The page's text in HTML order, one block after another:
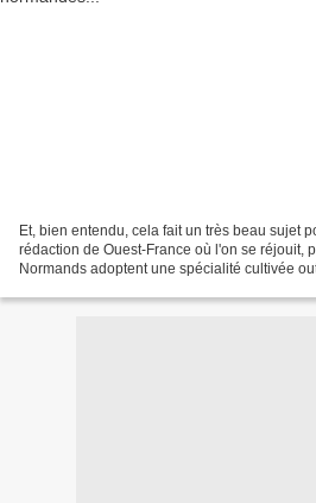
Et, bien entendu, cela fait un très beau sujet
rédaction de Ouest-France où l'on se réjouit,
Normands adoptent une spécialité cultivée